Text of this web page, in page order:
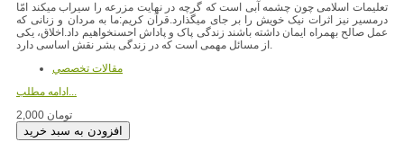
تعلیمات اسلامی چون چشمه آبی است که گرچه در نهایت مزرعه را سیراب می‏کند امّا
درمسیر نیز اثرات نیک خویش را بر جای می‏گذارد.قرآن کریم:ما به مردان و زنانی که
عمل صالح بهمراه ایمان داشته باشند زندگی پاک و پاداش احسنخواهیم داد.اخلاق، یکی
از مسائل مهمی است که در زندگی بشر نقش اساسی دارد.
مقالات تخصصي
ادامه مطلب...
2,000 تومان